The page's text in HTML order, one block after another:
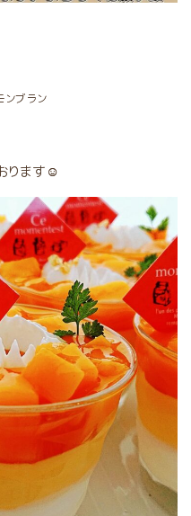
ンブラン
ります☺️